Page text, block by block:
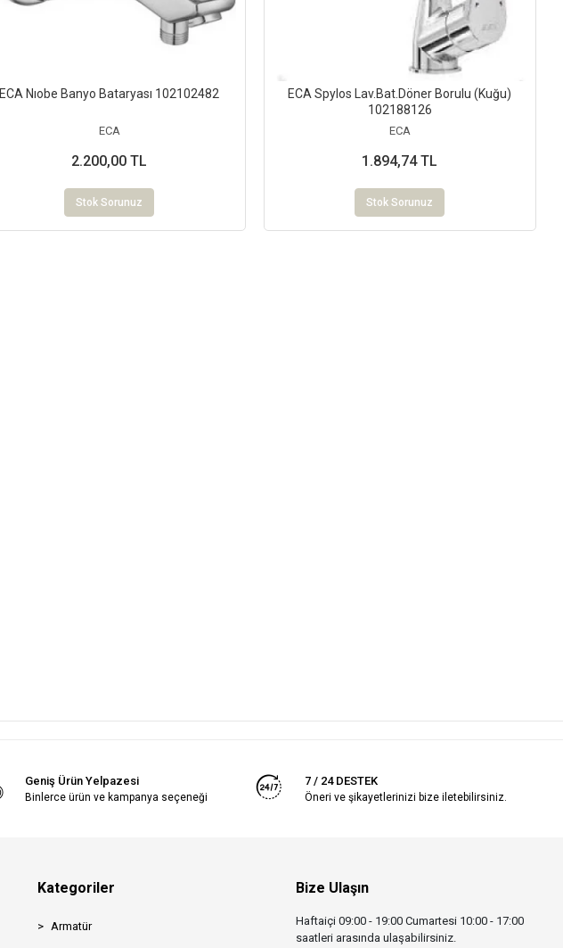
ECA Nıobe Banyo Bataryası 102102482
ECA
2.200,00 TL
Stok Sorunuz
ECA Spylos Lav.Bat.Döner Borulu (Kuğu)
102188126
ECA
1.894,74 TL
Stok Sorunuz
Geniş Ürün Yelpazesi
Binlerce ürün ve kampanya seçeneği
7 / 24 DESTEK
Öneri ve şikayetlerinizi bize iletebilirsiniz.
Kategoriler
Armatür
Bize Ulaşın
Haftaiçi 09:00 - 19:00 Cumartesi 10:00 - 17:00
saatleri arasında ulaşabilirsiniz.